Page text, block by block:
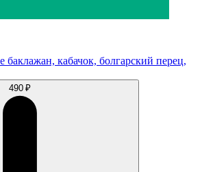
кабачок, болгарский перец,
490 ₽